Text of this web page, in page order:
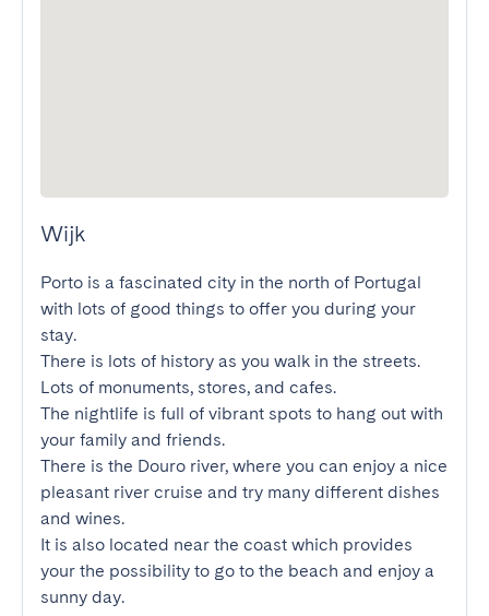
Wijk
Porto is a fascinated city in the north of Portugal
with lots of good things to offer you during your
stay.
There is lots of history as you walk in the streets.
Lots of monuments, stores, and cafes.
The nightlife is full of vibrant spots to hang out with
your family and friends.
There is the Douro river, where you can enjoy a nice
pleasant river cruise and try many different dishes
and wines.
It is also located near the coast which provides
your the possibility to go to the beach and enjoy a
sunny day.